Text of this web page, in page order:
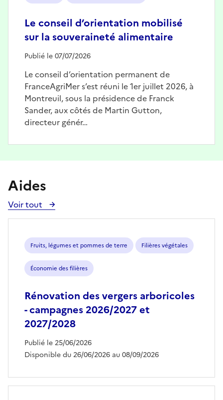
Le conseil d’orientation mobilisé
sur la souveraineté alimentaire
Publié le 07/07/2026
Le conseil d’orientation permanent de
FranceAgriMer s’est réuni le 1er juillet 2026, à
Montreuil, sous la présidence de Franck
Sander, aux côtés de Martin Gutton,
directeur génér…
Aides
Voir tout
Voir
toutes
aides
Fruits, légumes et pommes de terre Filières végétales
Économie des filières
Rénovation des vergers arboricoles
- campagnes 2026/2027 et
2027/2028
Publié le 25/06/2026
Disponible du 26/06/2026 au 08/09/2026